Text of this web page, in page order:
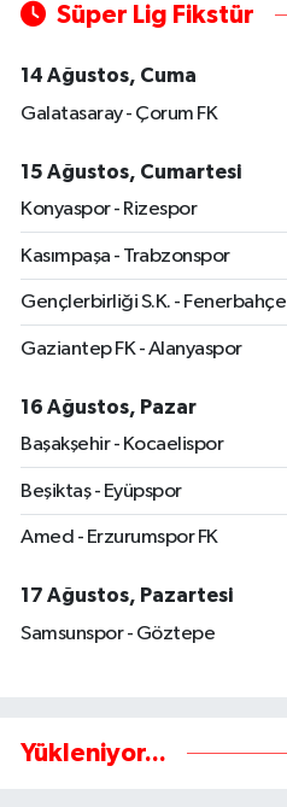
Süper Lig Fikstür
14 Ağustos, Cuma
Galatasaray - Çorum FK
15 Ağustos, Cumartesi
Konyaspor - Rizespor
Kasımpaşa - Trabzonspor
Gençlerbirliği S.K. - Fenerbahçe
Gaziantep FK - Alanyaspor
16 Ağustos, Pazar
Başakşehir - Kocaelispor
Beşiktaş - Eyüpspor
Amed - Erzurumspor FK
17 Ağustos, Pazartesi
Samsunspor - Göztepe
Yükleniyor...